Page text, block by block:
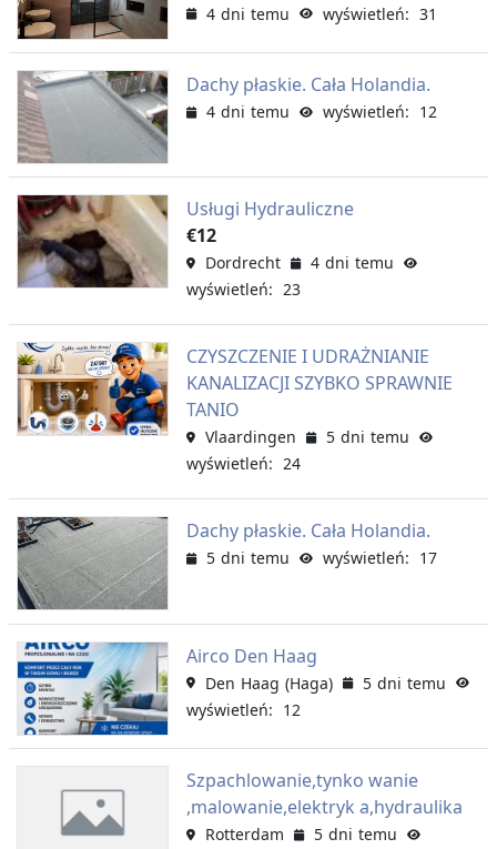
4 dni temu wyświetleń: 31
Dachy płaskie. Cała Holandia.
4 dni temu wyświetleń: 12
Usługi Hydrauliczne
€12
Dordrecht
4 dni temu
wyświetleń: 23
CZYSZCZENIE I UDRAŻNIANIE
KANALIZACJI SZYBKO SPRAWNIE
TANIO
Vlaardingen
5 dni temu
wyświetleń: 24
Dachy płaskie. Cała Holandia.
5 dni temu wyświetleń: 17
Airco Den Haag
Den Haag (Haga)
5 dni temu
wyświetleń: 12
Szpachlowanie,tynko wanie
,malowanie,elektryk a,hydraulika
Rotterdam
5 dni temu